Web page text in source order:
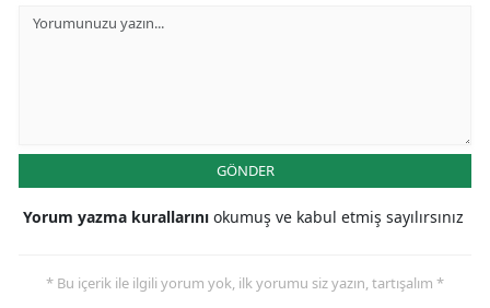
GÖNDER
Yorum yazma kurallarını okumuş ve kabul etmiş sayılırsınız
* Bu içerik ile ilgili yorum yok, ilk yorumu siz yazın, tartışalım *